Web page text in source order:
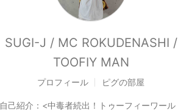
SUGI-J / MC ROKUDENASHI /
TOOFIY MAN
プロフィール ピグの部屋
自己紹介： <中毒者続出！トゥーフィーワール